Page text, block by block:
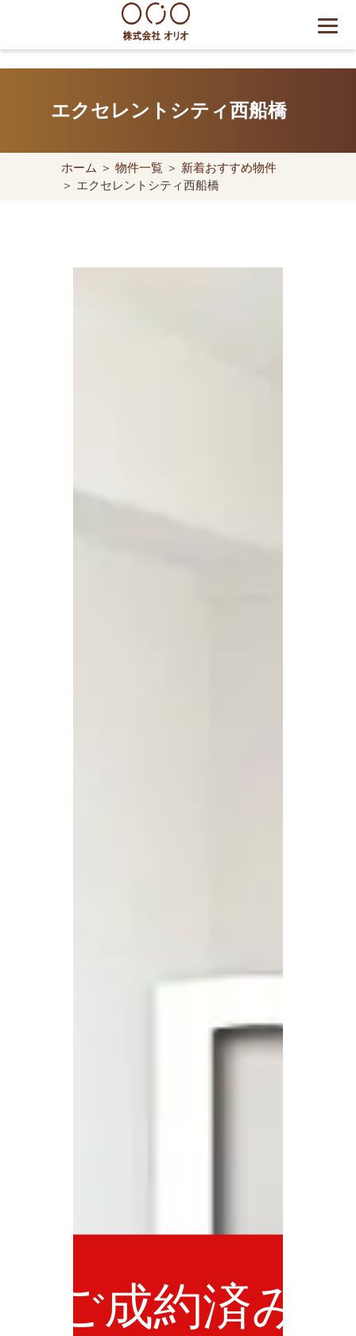
content
世田谷区の相続・空き家・借
却・買取は株式会社Orio
エクセレントシティ西船橋
ホーム ＞ 物件一覧 ＞ 新着おすすめ物件
＞ エクセレントシティ西船橋
ご成約済み